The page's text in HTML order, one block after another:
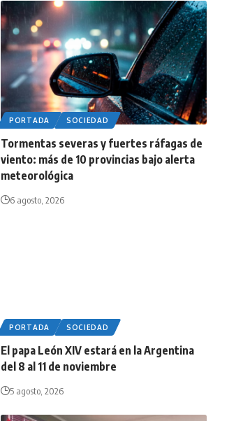
PORTADA SOCIEDAD
Tormentas severas y fuertes ráfagas de
viento: más de 10 provincias bajo alerta
meteorológica
6 agosto, 2026
PORTADA SOCIEDAD
El papa León XIV estará en la Argentina
del 8 al 11 de noviembre
5 agosto, 2026